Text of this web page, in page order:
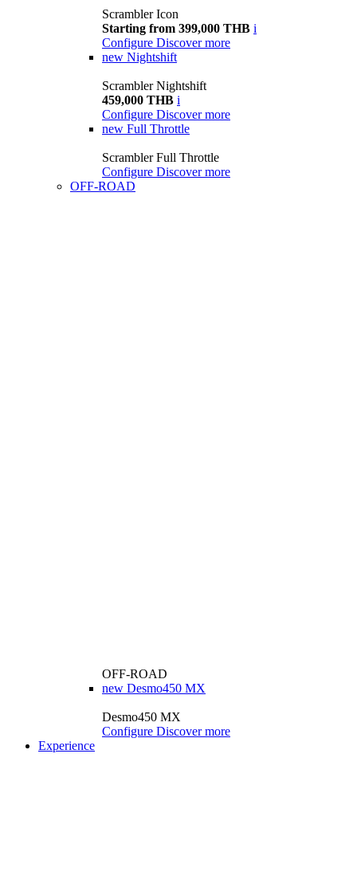
Scrambler Icon
Starting from 399,000 THB i
Configure Discover more
new Nightshift
Scrambler Nightshift
459,000 THB i
Configure Discover more
new Full Throttle
Scrambler Full Throttle
Configure Discover more
OFF-ROAD
OFF-ROAD
new Desmo450 MX
Desmo450 MX
Configure Discover more
Experience